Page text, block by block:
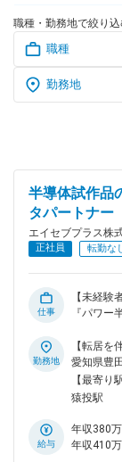
対応時間：10:00～
自動案内は24時間365日
転職の「モヤモヤ」
気軽に相談してみま
dodaの使い方は？
ヘルプ
職種・勤務地で絞り
半導体試作品
タパートナー
エイセブプラス株
正社員 転勤な
仕事
【未経験
『パワー
勤務地
【転居を
愛知県豊
所内猿投
設備でキ
あり
【最寄り
猿投駅
給与
年収380
年収410